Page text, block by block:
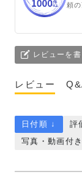
頼
レビューを書
レビュー
日付順 ↓ 評
写真・動画付